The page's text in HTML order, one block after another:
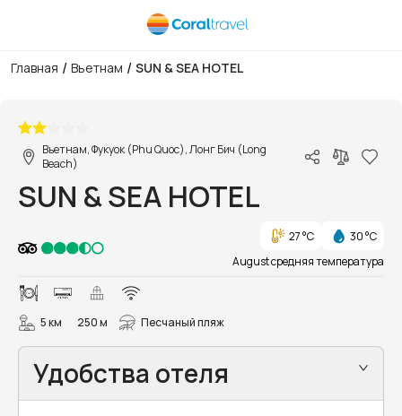
Главная / Вьетнам / SUN & SEA HOTEL
Вьетнам, Фукуок (Phu Quoc), Лонг Бич (Long
Beach)
SUN & SEA HOTEL
27 °C
30 °C
August средняя температура
5 км 250 м Песчаный пляж
Удобства отеля